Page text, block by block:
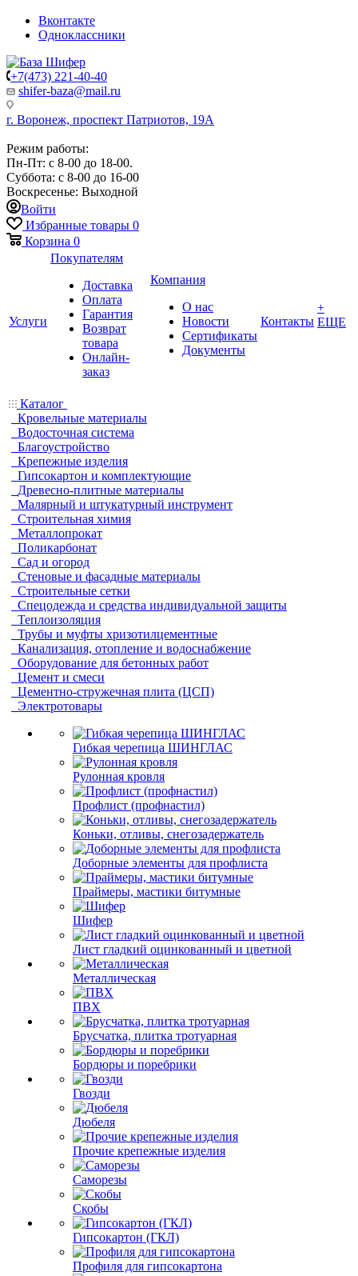
Вконтакте
Одноклассники
+7(473) 221-40-40
shifer-baza@mail.ru
г. Воронеж, проспект Патриотов, 19А
Режим работы:
Пн-Пт: с 8-00 до 18-00.
Суббота: с 8-00 до 16-00
Воскресенье: Выходной
Войти
Избранные товары 0
Корзина 0
Услуги
Покупателям
Доставка
Оплата
Гарантия
Возврат
товара
Онлайн-
заказ
Компания
О нас
Новости
Сертификаты
Документы
Контакты
+
ЕЩЕ
Каталог
Кровельные материалы
Водосточная система
Благоустройство
Крепежные изделия
Гипсокартон и комплектующие
Древесно-плитные материалы
Малярный и штукатурный инструмент
Строительная химия
Металлопрокат
Поликарбонат
Сад и огород
Стеновые и фасадные материалы
Строительные сетки
Спецодежда и средства индивидуальной защиты
Теплоизоляция
Трубы и муфты хризотилцементные
Канализация, отопление и водоснабжение
Оборудование для бетонных работ
Цемент и смеси
Цементно-стружечная плита (ЦСП)
Электротовары
Гибкая черепица ШИНГЛАС
Рулонная кровля
Профлист (профнастил)
Коньки, отливы, снегозадержатель
Доборные элементы для профлиста
Праймеры, мастики битумные
Шифер
Лист гладкий оцинкованный и цветной
Металлическая
ПВХ
Брусчатка, плитка тротуарная
Бордюры и поребрики
Гвозди
Дюбеля
Прочие крепежные изделия
Саморезы
Скобы
Гипсокартон (ГКЛ)
Профиля для гипсокартона